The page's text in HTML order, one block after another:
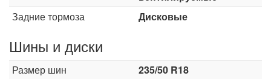
Задние тормоза
Дисковые
Шины и диски
Размер шин 235/50 R18